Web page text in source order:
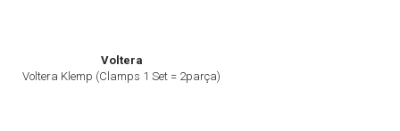
Voltera
Voltera Klemp (Clamps 1 Set = 2parça)